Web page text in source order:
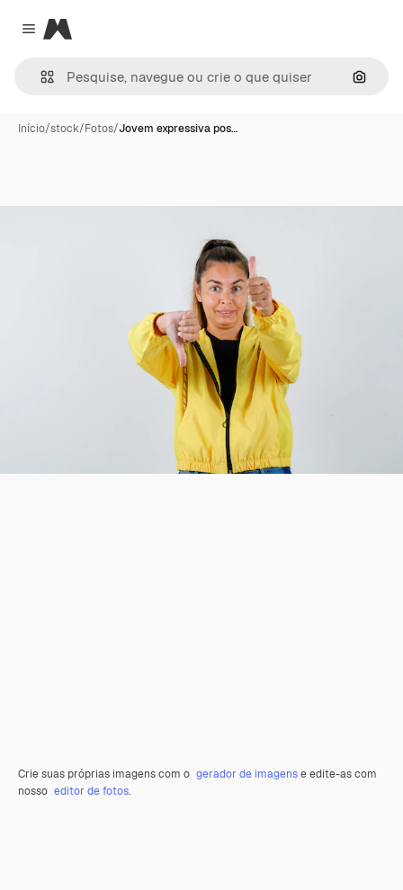
Close menu
Magnific
Início/stock/Fotos/Jovem expressiva pos…
Crie suas próprias imagens com o gerador de imagense edite-as com
nosso editor de fotos.